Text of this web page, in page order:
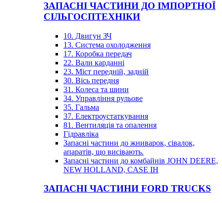
ЗАПАСНІ ЧАСТИНИ ДО ІМПОРТНОЇ
СІЛЬГОСПТЕХНІКИ
10. Двигун ЗЧ
13. Система охолодження
17. Коробка передач
22. Вали карданні
23. Міст передній, задній
30. Вісь передня
31. Колеса та шини
34. Управління рульове
35. Гальма
37. Електроустаткування
81. Вентиляція та опалення
Гідравліка
Запасні частини до жниварок, сівалок,
апаратів, що висівають.
Запасні частини до комбайнів JOHN DEERE,
NEW HOLLAND, CASE IH
ЗАПАСНІ ЧАСТИНИ FORD TRUCKS